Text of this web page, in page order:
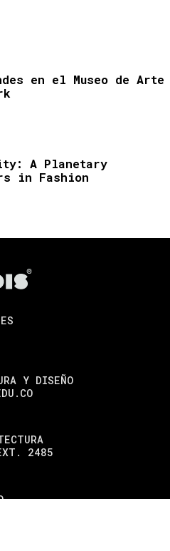
en el Museo de Arte
A Planetary
in Fashion
Y DISEÑO
2485